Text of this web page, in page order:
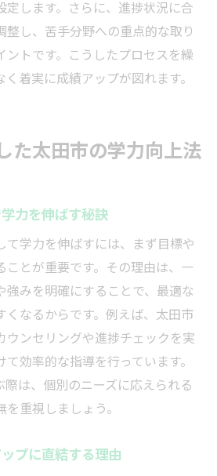
定します。さらに、進捗状況に合
整し、苦手分野への重点的な取り
ントです。こうしたプロセスを繰
着実に成績アップが図れます。
た太田市の学力向上法
力を伸ばす秘訣
て学力を伸ばすには、まず目標や
ことが重要です。その理由は、一
強みを明確にすることで、最適な
くなるからです。例えば、太田市
ウンセリングや進捗チェックを実
効率的な指導を行っています。
際は、個別のニーズに応えられる
重視しましょう。
プに直結する理由